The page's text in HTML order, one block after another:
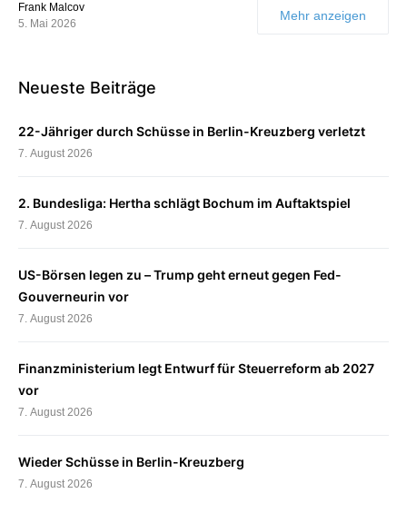
Frank Malcov
5. Mai 2026
Mehr anzeigen
Neueste Beiträge
22-Jähriger durch Schüsse in Berlin-Kreuzberg verletzt
7. August 2026
2. Bundesliga: Hertha schlägt Bochum im Auftaktspiel
7. August 2026
US-Börsen legen zu – Trump geht erneut gegen Fed-
Gouverneurin vor
7. August 2026
Finanzministerium legt Entwurf für Steuerreform ab 2027
vor
7. August 2026
Wieder Schüsse in Berlin-Kreuzberg
7. August 2026